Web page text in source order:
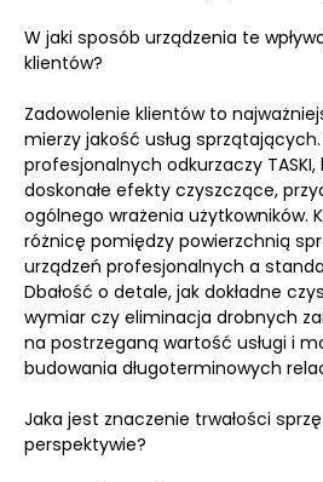
W jaki sposób urządzenia te
klientów?
Zadowolenie klientów to
mierzy jakość usług sprzątających.
profesjonalnych odkurzaczy
doskonałe efekty czyszczące,
ogólnego wrażenia użytkowników.
różnicę pomiędzy powierzchnią
urządzeń profesjonalnych a
Dbałość o detale, jak dokładne
wymiar czy eliminacja drobnych
na postrzeganą wartość usługi i
budowania długoterminowych
Jaka jest znaczenie trwałości
perspektywie?